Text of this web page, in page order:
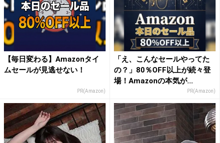
【毎日変わる】Amazonタイ
ムセールが見逃せない！
PR(Amazon)
「え、こんなセールやってた
の？」80％OFF以上が続々登
場！Amazonの本気が...
PR(Amazon)